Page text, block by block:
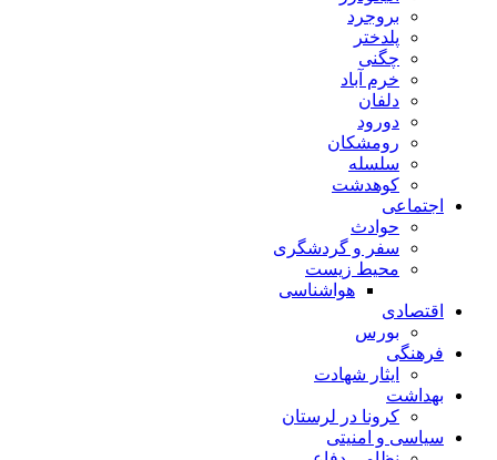
بروجرد
پلدختر
چگنی
خرم آباد
دلفان
دورود
رومشکان
سلسله
کوهدشت
اجتماعی
حوادث
سفر و گردشگری
محیط زیست
هواشناسی
اقتصادی
بورس
فرهنگی
ایثار شهادت
بهداشت
کرونا در لرستان
سیاسی و امنیتی